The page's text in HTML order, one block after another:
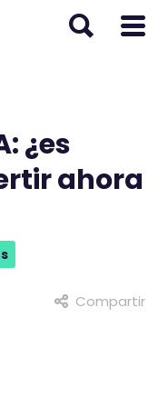
¿es
ahora
Compartir